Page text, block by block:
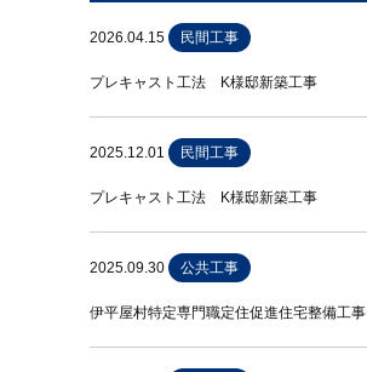
2026.04.15 民間工事
プレキャスト工法 K様邸新築工事
2025.12.01 民間工事
プレキャスト工法 K様邸新築工事
2025.09.30 公共工事
伊平屋村特定専門職定住促進住宅整備工事